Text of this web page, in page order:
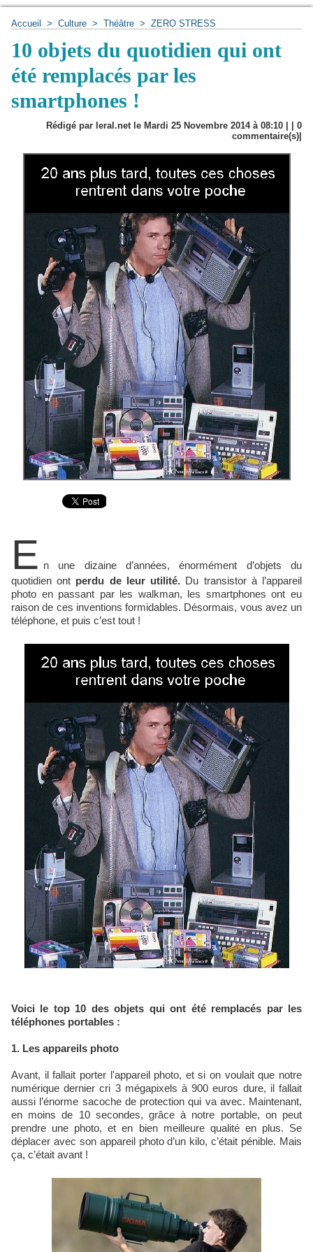
Accueil > Culture > Théâtre > ZERO STRESS
10 objets du quotidien qui ont
été remplacés par les
smartphones !
Rédigé par leral.net le Mardi 25 Novembre 2014 à 08:10 | | 0
commentaire(s)|
E n une dizaine d’années, énormément d’objets du
quotidien ont perdu de leur utilité. Du transistor à l’appareil
photo en passant par les walkman, les smartphones ont eu
raison de ces inventions formidables. Désormais, vous avez un
téléphone, et puis c’est tout !
Voici le top 10 des objets qui ont été remplacés par les
téléphones portables :
1. Les appareils photo
Avant, il fallait porter l'appareil photo, et si on voulait que notre
numérique dernier cri 3 mégapixels à 900 euros dure, il fallait
aussi l’énorme sacoche de protection qui va avec. Maintenant,
en moins de 10 secondes, grâce à notre portable, on peut
prendre une photo, et en bien meilleure qualité en plus. Se
déplacer avec son appareil photo d’un kilo, c’était pénible. Mais
ça, c’était avant !